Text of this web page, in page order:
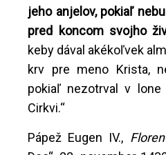
jeho anjelov, pokiaľ
pred koncom svojho
keby dával akékoľvek
krv pre meno Krista,
pokiaľ nezotrval v
Cirkvi.“
Pápež Eugen IV.,